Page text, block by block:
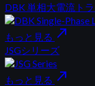
DBK 単相大電流ト
もっと見る north_east
JSGシリーズ
もっと見る north_east